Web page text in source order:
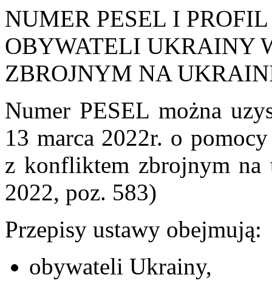
NUMER PESEL I
OBYWATELI UKRAINY
ZBROJNYM NA
Numer PESEL można
13 marca 2022r. o
z konfliktem zbrojnym na
2022, poz. 583)
Przepisy ustawy obejmują:
obywateli Ukrainy,